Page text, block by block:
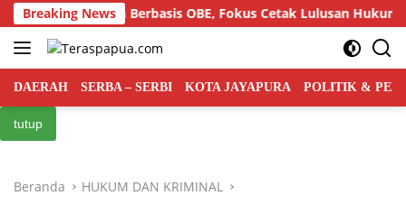
Langsung
ke
konten
Breaking News
Berbasis OBE, Fokus Cetak Lulusan Hukum Berdaya
DAERAH SERBA – SERBI KOTA JAYAPURA POLITIK &
tutup
Beranda HUKUM DAN KRIMINAL